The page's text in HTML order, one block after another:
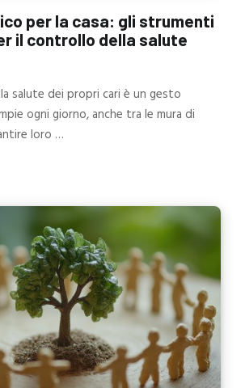
per la casa: gli strumenti
il controllo della salute
salute dei propri cari è un gesto
ogni giorno, anche tra le mura di
loro …